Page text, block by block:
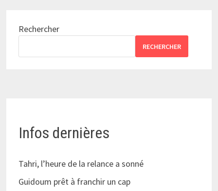
Rechercher
RECHERCHER
Infos dernières
Tahri, l’heure de la relance a sonné
Guidoum prêt à franchir un cap